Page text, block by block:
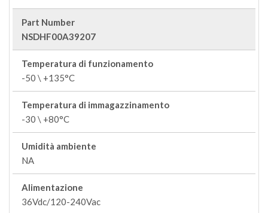
Part Number
NSDHF00A39207
Temperatura di funzionamento
-50 \ +135°C
Temperatura di immagazzinamento
-30 \ +80°C
Umidità ambiente
NA
Alimentazione
36Vdc/120-240Vac